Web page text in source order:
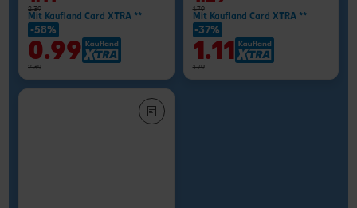
2.39
Mit Kaufland Card XTRA **
-58%
0.99
2.39
1.79
Mit Kaufland Card XTRA **
-37%
1.11
1.79